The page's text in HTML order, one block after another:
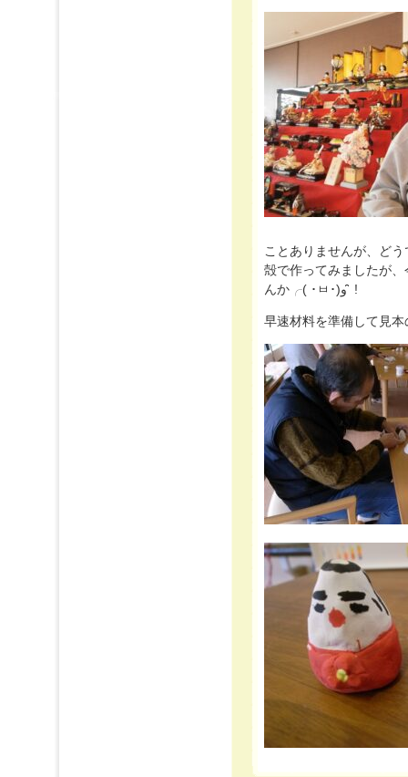
ことありませんが、ど
殻で作ってみましたが
んか╭( ･ㅂ･)و ̑̑ !